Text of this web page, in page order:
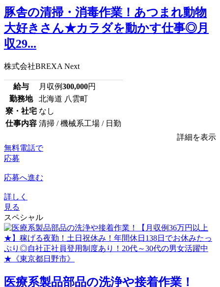
豚舎の清掃・消毒作業！あつまれ動物
大好きさん★カラダを動かす仕事◎月
収29...
株式会社BREXA Next
給与 月収例300,000円
勤務地
北海道 八雲町
寮・社宅 なし
仕事内容 清掃 / 機械系工場 / 日勤
詳細を表示
無料電話で
応募
応募へ進む
詳しく
見る
スペシャル
医療系製品部品の洗浄や接着作業！